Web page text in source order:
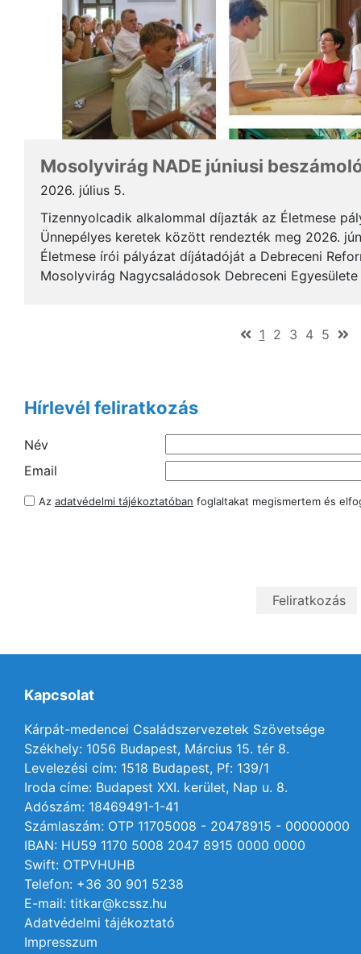
Mosolyvirág NADE júniusi
2026. július 5.
Tizennyolcadik alkalommal díjazták az Életmese
Ünnepélyes keretek között rendezték meg 2026.
Életmese írói pályázat díjátadóját a Debreceni
Mosolyvirág Nagycsaládosok Debreceni
1(current)
2 3 4 5
Hírlevél feliratkozás
Név
Email
Az adatvédelmi tájékoztatóban foglaltakat megismertem és
Kapcsolat
Kárpát-medencei Családszervezetek Szövetsége
Székhely: 1056 Budapest, Március 15. tér 8.
Levelezési cím: 1518 Budapest, Pf: 139/1
Iroda címe: Budapest XXI. kerület, Nap u. 8.
Adószám: 18469491-1-41
Számlaszám: OTP 11705008 - 20478915 - 00000000
IBAN: HU59 1170 5008 2047 8915 0000 0000
Swift: OTPVHUHB
Telefon: +36 30 901 5238
E-mail: titkar@kcssz.hu
Adatvédelmi tájékoztató
Impresszum